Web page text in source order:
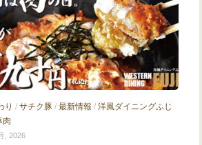
り / サチク豚 / 最新情報 / 洋風ダイニングふじ
肉
, 2026